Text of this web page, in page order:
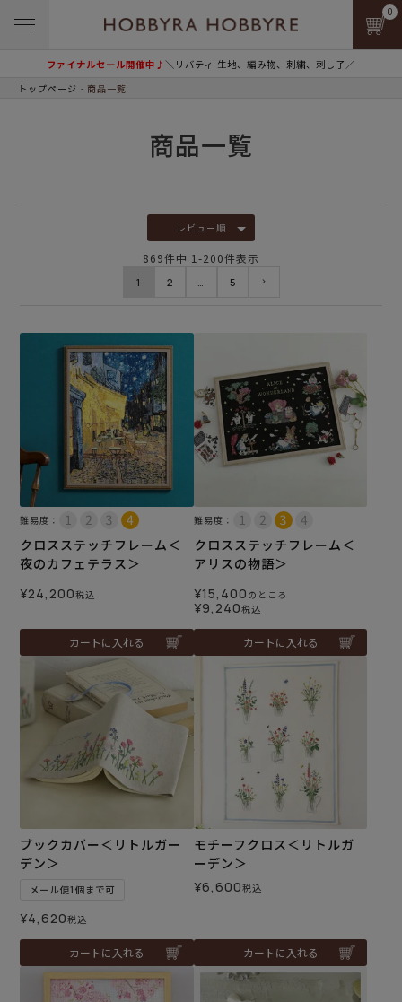
ファイナルセール開催中♪＼リバティ 生地、編み物、刺繍、刺し子／
0
トップページ 商品一覧
商品一覧
レビュー順
869件中 1 -200件表示
1 2 5
難易度：
クロスステッチフレーム＜
夜のカフェテラス＞
¥24,200税込
カートに入れる
難易度：
クロスステッチフレーム＜
アリスの物語＞
¥15,400 のところ
¥9,240税込
カートに入れる
ブックカバー＜リトルガー
デン＞
メール便1個まで可
¥4,620税込
カートに入れる
モチーフクロス＜リトルガ
ーデン＞
¥6,600税込
カートに入れる